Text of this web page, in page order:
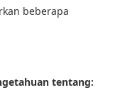
beberapa
tentang: